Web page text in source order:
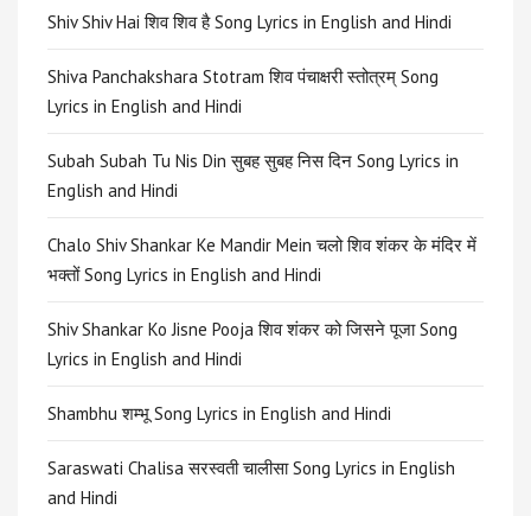
Shiv Shiv Hai शिव शिव है Song Lyrics in English and Hindi
Shiva Panchakshara Stotram शिव पंचाक्षरी स्तोत्रम् Song
Lyrics in English and Hindi
Subah Subah Tu Nis Din सुबह सुबह निस दिन Song Lyrics in
English and Hindi
Chalo Shiv Shankar Ke Mandir Mein चलो शिव शंकर के मंदिर में
भक्तों Song Lyrics in English and Hindi
Shiv Shankar Ko Jisne Pooja शिव शंकर को जिसने पूजा Song
Lyrics in English and Hindi
Shambhu शम्भू Song Lyrics in English and Hindi
Saraswati Chalisa सरस्वती चालीसा Song Lyrics in English
and Hindi